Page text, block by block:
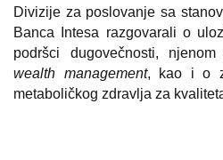
Divizije za poslovanje sa
Banca Intesa razgovarali o
podršci dugovečnosti,
wealth management, kao i o
metaboličkog zdravlja za